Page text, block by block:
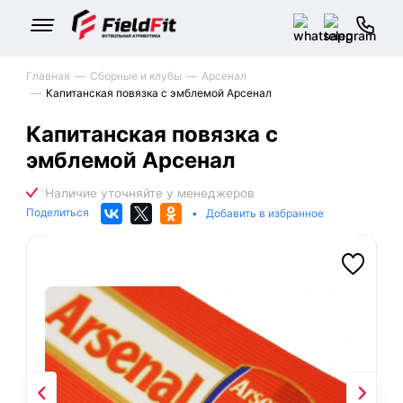
Главная Сборные и клубы
Арсенал
Капитанская повязка с эмблемой Арсенал
Капитанская повязка с
эмблемой Арсенал
Поделиться • Добавить в избранное